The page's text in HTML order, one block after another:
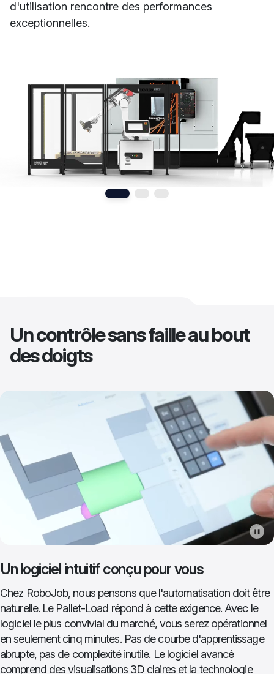
d'utilisation rencontre des performances
exceptionnelles.
Un contrôle sans faille au bout
des doigts
Un logiciel intuitif conçu pour vous
Chez RoboJob, nous pensons que l'automatisation doit être
naturelle. Le Pallet-Load répond à cette exigence. Avec le
logiciel le plus convivial du marché, vous serez opérationnel
en seulement cinq minutes. Pas de courbe d'apprentissage
abrupte, pas de complexité inutile. Le logiciel avancé
comprend des visualisations 3D claires et la technologie